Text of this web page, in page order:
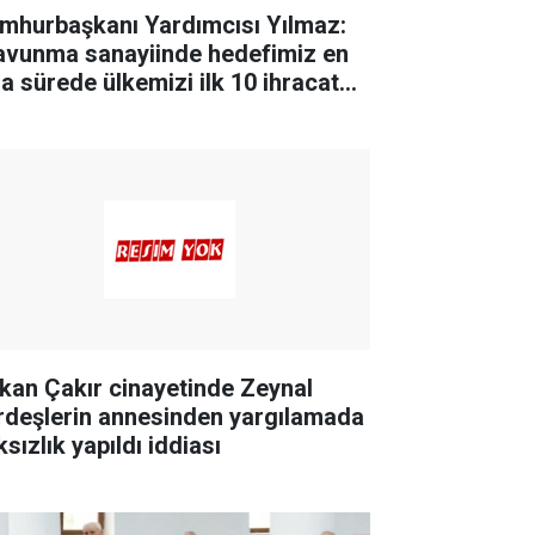
Yardımcısı Yılmaz:
sanayiinde hedefimiz en
sürede ülkemizi ilk 10 ihracatçı
Çakır cinayetinde Zeynal
annesinden yargılamada
yapıldı iddiası